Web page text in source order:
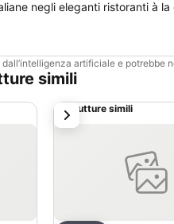
negli eleganti ristoranti à la
dall’intelligenza artificiale e potrebbe
simili
Strutture simili
successivo